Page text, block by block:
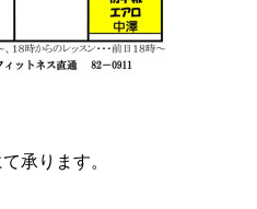
承ります。